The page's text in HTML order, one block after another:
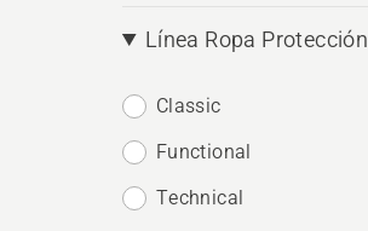
Línea Ropa Protección
Classic
Functional
Technical